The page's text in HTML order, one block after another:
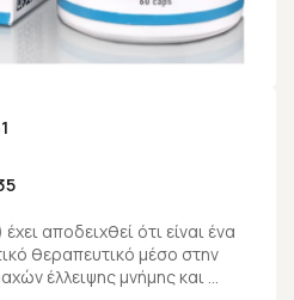
αποδειχθεί ότι είναι ένα
θεραπευτικό μέσο στην
έλλειψης μνήμης και …